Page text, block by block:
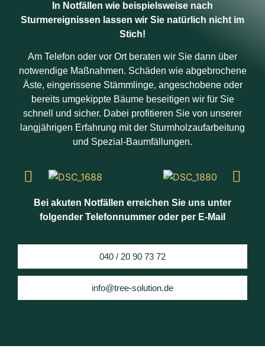
In Notfällen wie beispielsweise nach
Sturmereignissen lassen wir Sie natürlich nicht im
Stich!
Am Telefon oder vor Ort beraten wir Sie dann über
notwendige Maßnahmen. Schäden wie abgebrochene
Äste, eingerissene Stämmlinge, angeschobene oder
bereits umgekippte Bäume beseitigen wir für Sie
schnell und sicher. Dabei profitieren Sie von unserer
langjährigen Erfahrung mit der Sturmholzaufarbeitung
und Spezial-Baumfällungen.
Bei akuten Notfällen erreichen Sie uns unter
folgender Telefonnummer oder per E-Mail
040 / 20 90 73 72
info@tree-solution.de